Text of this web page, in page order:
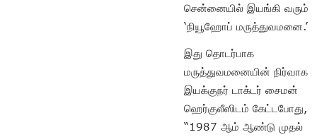
சென்னையில் இயங்கி வரும்
‘நியூஹோப் மருத்துவமனை.’
இது தொடர்பாக
மருத்துவமனையின் நிர்வாக
இயக்குநர் டாக்டர் சைமன்
ஹெர்குலீஸிடம் கேட்டபோது,
“1987 ஆம் ஆண்டு முதல்